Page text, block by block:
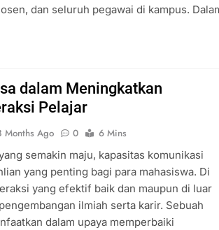
dan seluruh pegawai di kampus.
dalam Meningkatkan
Pelajar
Months Ago 0
6 Mins
semakin maju, kapasitas komunikasi
yang penting bagi para mahasiswa. Di
yang efektif baik dan maupun di luar
ilmiah serta karir. Sebuah
dalam upaya memperbaiki